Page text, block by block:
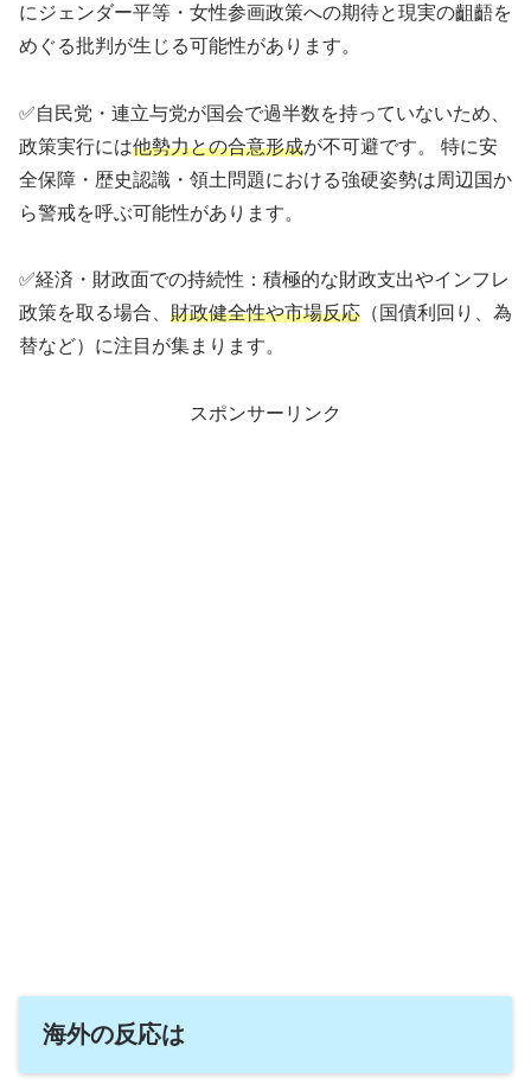
にジェンダー平等・女性参画政策への期待と現実の齟齬を
めぐる批判が生じる可能性があります。
✅自民党・連立与党が国会で過半数を持っていないため、
政策実行には他勢力との合意形成が不可避です。 特に安
全保障・歴史認識・領土問題における強硬姿勢は周辺国か
ら警戒を呼ぶ可能性があります。
✅経済・財政面での持続性：積極的な財政支出やインフレ
政策を取る場合、 財政健全性や市場反応 （国債利回り、為
替など）に注目が集まります。
スポンサーリンク
海外の反応は